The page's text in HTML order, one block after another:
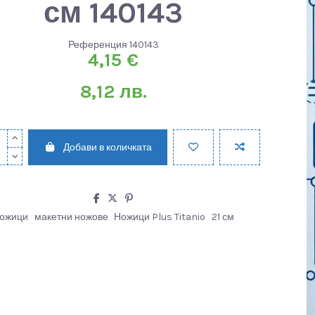
см 140143
Референция 140143
4,15 €
8,12 лв.
Добави в количката
макетни ножове Ножици Plus Titanio 21 см